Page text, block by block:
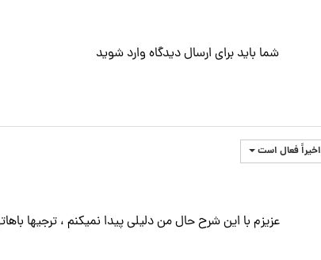
شما باید برای ارسال دیدگاه وارد شوید
اخیراً فعال است
عزیزم با این شرح حال من دلیلی پیدا نمیکنم ، ترجیها